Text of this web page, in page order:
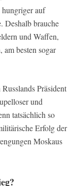
auf
Deshalb brauche
und Waffen,
besten sogar
Präsident
und
tatsächlich so
Erfolg der
Moskaus